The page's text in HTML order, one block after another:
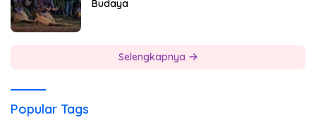
Budaya
Selengkapnya
Popular Tags